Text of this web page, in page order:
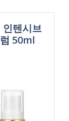
인텐시브
50ml